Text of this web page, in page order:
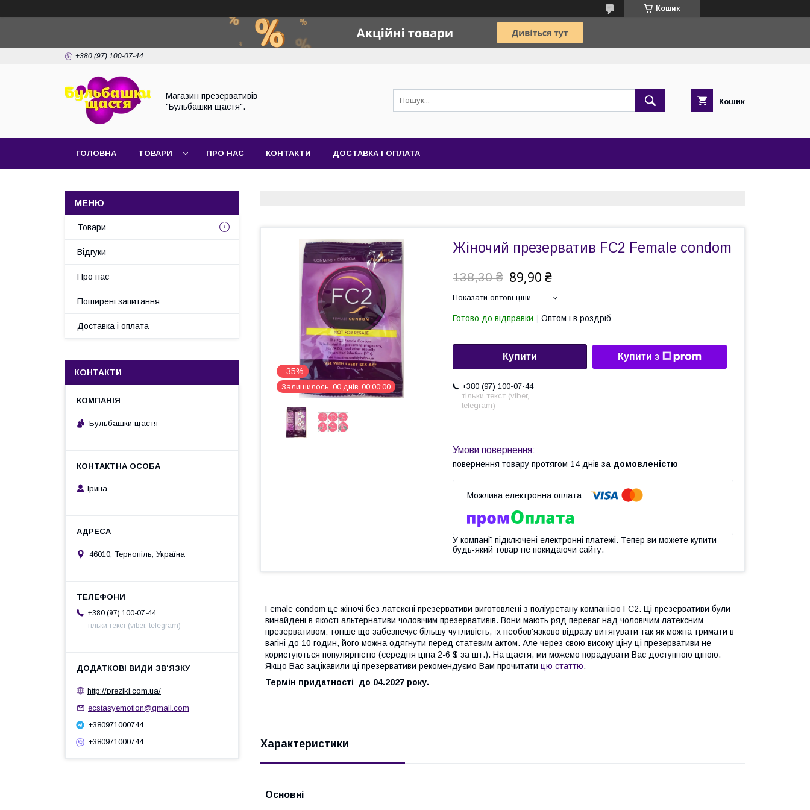
Кошик
+380 (97) 100-07-44
Магазин презервативів
"Бульбашки щастя".
Кошик
ГОЛОВНА ТОВАРИ ПРО НАС КОНТАКТИ ДОСТАВКА І ОПЛАТА
–35%
Залишилось 00 днів 00 00 00
Жіночий презерватив FC2 Female condom
138,30 ₴ 89,90 ₴
Показати оптові ціни
Готово до відправки Оптом і в роздріб
Купити Купити з
+380 (97) 100-07-44
тільки текст (viber,
telegram)
повернення товару протягом 14 днів за домовленістю
У компанії підключені електронні платежі. Тепер ви можете купити
будь-який товар не покидаючи сайту.
Female condom це жіночі без латексні презервативи виготовлені з поліуретану компанією FC2. Ці презервативи були
винайдені в якості альтернативи чоловічим презервативів. Вони мають ряд переваг над чоловічим латексним
презервативом: тонше що забезпечує більшу чутливість, їх необов'язково відразу витягувати так як можна тримати в
вагіні до 10 годин, його можна одягнути перед статевим актом. Але через свою високу ціну ці презервативи не
користуються популярністю (середня ціна 2-6 $ за шт.). На щастя, ми можемо порадувати Вас доступною ціною.
Якщо Вас зацікавили ці презервативи рекомендуємо Вам прочитати цю статтю.
Термін придатності до 04.2027 року.
Характеристики
Основні
Товари
Відгуки
Про нас
Поширені запитання
Доставка і оплата
КОНТАКТИ
Бульбашки щастя
Ірина
46010, Тернопіль, Україна
+380 (97) 100-07-44
тільки текст (viber, telegram)
http://preziki.com.ua/
ecstasyemotion@gmail.com
+380971000744
+380971000744